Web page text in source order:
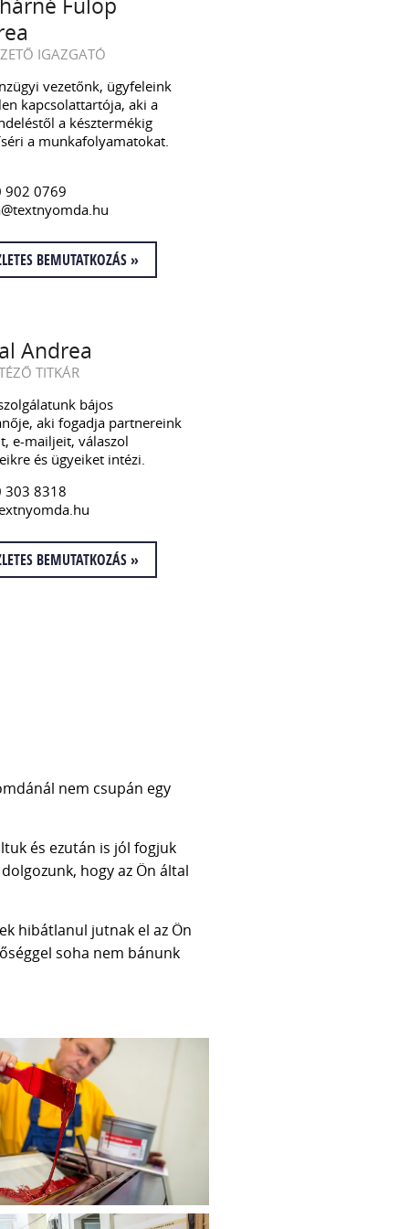
Fülöp
IGAZGATÓ
vezetőnk, ügyfeleink
kapcsolattartója, aki a
a késztermékig
a munkafolyamatokat.
902 0769
BEMUTATKOZÁS »
Andrea
TITKÁR
bájos
aki fogadja partnereink
e-mailjeit, válaszol
és ügyeiket intézi.
303 8318
BEMUTATKOZÁS »
nem csupán egy
és ezután is jól fogjuk
hogy az Ön által
hibátlanul jutnak el az Ön
soha nem bánunk